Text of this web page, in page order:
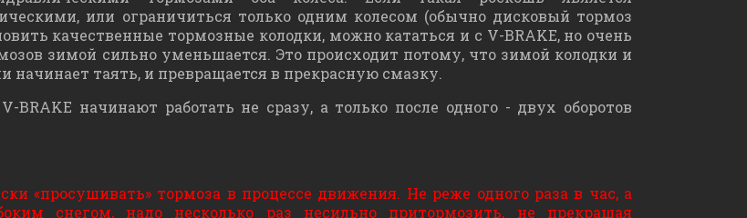
или ограничиться только одним колесом (обычно дисковый тормоз
качественные тормозные колодки, можно кататься и с V-BRAKE, но очень
зимой сильно уменьшается. Это происходит потому, что зимой колодки и
таять, и превращается в прекрасную смазку.
BRAKE начинают работать не сразу, а только после одного - двух оборотов
«просушивать» тормоза в процессе движения. Не реже одного раза в час, а
снегом, надо несколько раз несильно притормозить, не прекращая